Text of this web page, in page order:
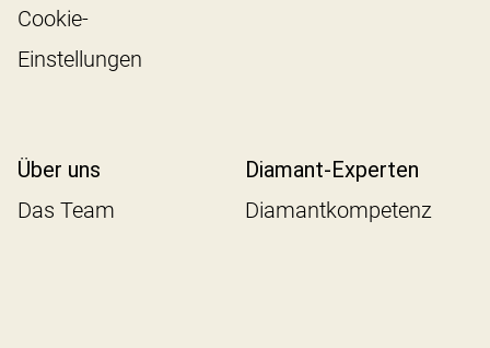
Cookie-
Einstellungen
Über uns
Das Team
Diamant-Experten
Diamantkompetenz